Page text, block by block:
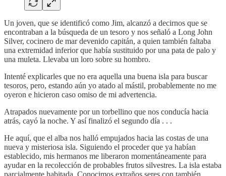
Un joven, que se identificó como Jim, alcanzó a decirnos que se
encontraban a la búsqueda de un tesoro y nos señaló a Long John
Silver, cocinero de mar devenido capitán, a quien también faltaba
una extremidad inferior que había sustituido por una pata de palo y
una muleta. Llevaba un loro sobre su hombro.
Intenté explicarles que no era aquella una buena isla para buscar
tesoros, pero, estando aún yo atado al mástil, probablemente no me
oyeron e hicieron caso omiso de mi advertencia.
Atrapados nuevamente por un torbellino que nos conducía hacia
atrás, cayó la noche. Y así finalizó el segundo día . . .
He aquí, que el alba nos halló empujados hacia las costas de una
nueva y misteriosa isla. Siguiendo el proceder que ya habían
establecido, mis hermanos me liberaron momentáneamente para
ayudar en la recolección de probables frutos silvestres. La isla estaba
parcialmente habitada. Conocimos extraños seres con también